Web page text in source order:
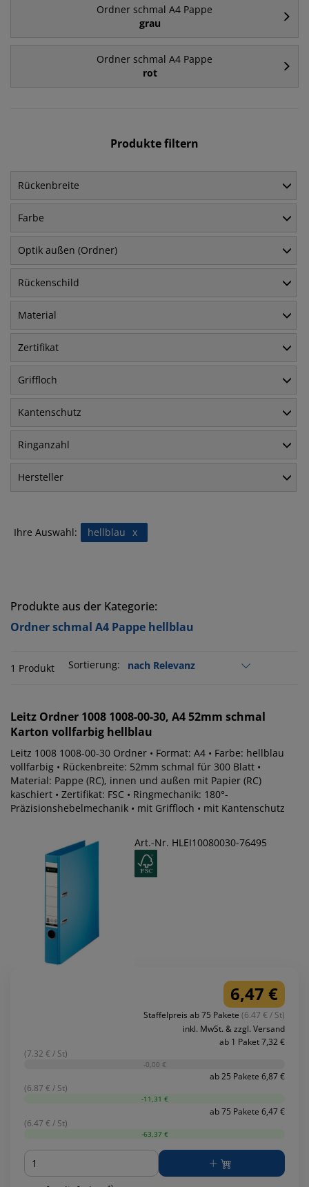
Ordner schmal A4 Pappe
grau
Ordner schmal A4 Pappe
rot
Produkte filtern
Rückenbreite
Farbe
Optik außen (Ordner)
Rückenschild
Material
Zertifikat
Griffloch
Kantenschutz
Ringanzahl
Hersteller
Ihre Auswahl: x
hellblau
Produkte aus der Kategorie:
Ordner schmal A4 Pappe hellblau
1 Produkt Sortierung:
Leitz Ordner 1008 1008-00-30, A4 52mm schmal
Karton vollfarbig hellblau
Leitz 1008 1008-00-30 Ordner • Format: A4 • Farbe: hellblau
vollfarbig • Rückenbreite: 52mm schmal für 300 Blatt •
Material: Pappe (RC), innen und außen mit Papier (RC)
kaschiert • Zertifikat: FSC • Ringmechanik: 180°-
Präzisionshebelmechanik • mit Griffloch • mit Kantenschutz
Art.-Nr. HLEI10080030-76495
6,47 €
Staffelpreis ab 75 Pakete (6.47 € / St)
inkl. MwSt. & zzgl. Versand
ab 1 Paket 7,32 €
(7.32 € / St)
-0,00 €
ab 25 Pakete 6,87 €
(6.87 € / St)
-11,31 €
ab 75 Pakete 6,47 €
(6.47 € / St)
-63,37 €
Menge